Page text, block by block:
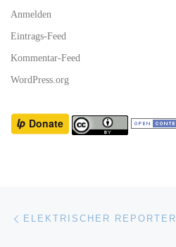
Anmelden
Eintrags-Feed
Kommentar-Feed
WordPress.org
Beitragsnavigation